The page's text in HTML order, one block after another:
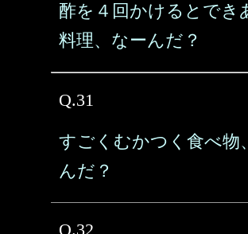
酢を４回かけるとでき
料理、なーんだ？
Q.31
すごくむかつく食べ物
んだ？
Q.32